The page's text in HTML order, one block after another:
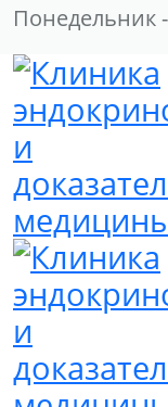
Понедельник